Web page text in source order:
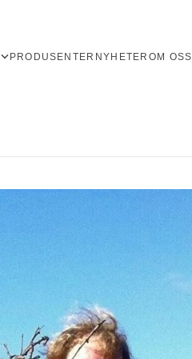
PRODUSENTER NYHETER OM OSS